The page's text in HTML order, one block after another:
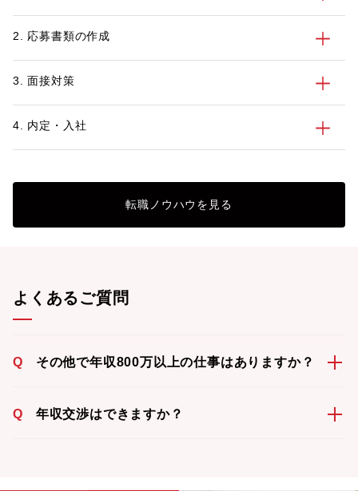
っているキャリア
今の50代製造業エ
向や転職成功事例
2. 応募書類の作成
3. 面接対策
4. 内定・入社
転職ノウハウを見る
よくあるご質問
Q その他で年収800万以上の仕事はありますか？
Q 年収交渉はできますか？